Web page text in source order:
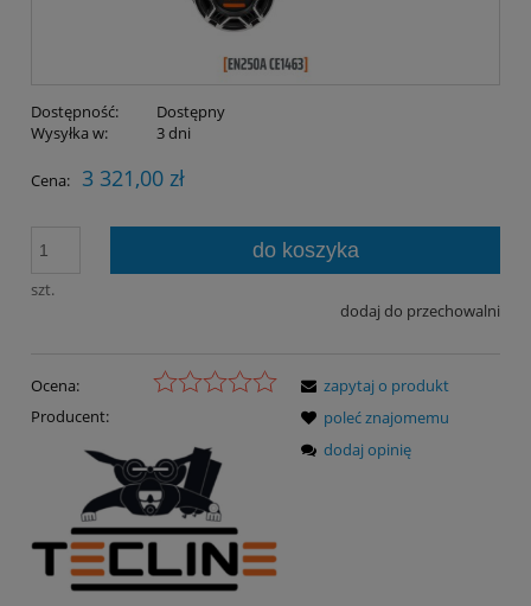
Dostępność:
Dostępny
Wysyłka w:
3 dni
Cena: 3 321,00 zł
szt.
do koszyka
dodaj do przechowalni
Ocena:
Producent:
zapytaj o produkt
poleć znajomemu
dodaj opinię